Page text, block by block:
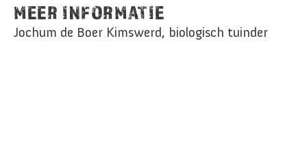
MEER INFORMATIE
Jochum de Boer Kimswerd, biologisch tuinder